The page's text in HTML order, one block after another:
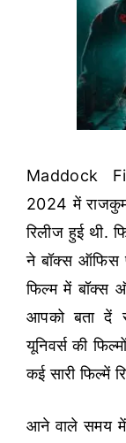
Maddock
2024 में
रिलीज हुई थी.
ने बॉक्स ऑफिस
फिल्म में बॉक्स
आपको बता दें
यूनिवर्स की
कई सारी फिल्में
आने वाले समय में